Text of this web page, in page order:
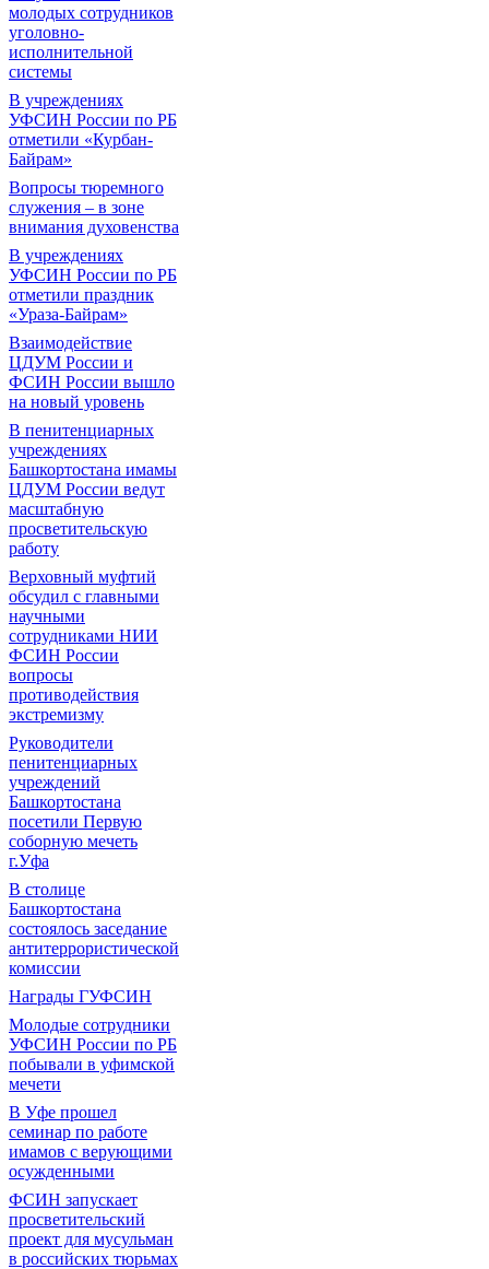
молодых сотрудников
уголовно-
исполнительной
системы
В учреждениях
УФСИН России по РБ
отметили «Курбан-
Байрам»
Вопросы тюремного
служения – в зоне
внимания духовенства
В учреждениях
УФСИН России по РБ
отметили праздник
«Ураза-Байрам»
Взаимодействие
ЦДУМ России и
ФСИН России вышло
на новый уровень
В пенитенциарных
учреждениях
Башкортостана имамы
ЦДУМ России ведут
масштабную
просветительскую
работу
Верховный муфтий
обсудил с главными
научными
сотрудниками НИИ
ФСИН России
вопросы
противодействия
экстремизму
Руководители
пенитенциарных
учреждений
Башкортостана
посетили Первую
соборную мечеть
г.Уфа
В столице
Башкортостана
состоялось заседание
антитеррористической
комиссии
Награды ГУФСИН
Молодые сотрудники
УФСИН России по РБ
побывали в уфимской
мечети
В Уфе прошел
семинар по работе
имамов с верующими
осужденными
ФСИН запускает
просветительский
проект для мусульман
в российских тюрьмах